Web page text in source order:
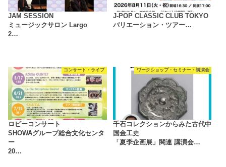
JAM SESSION
ミュージックサロン Largo
2…
J-POP CLASSIC CLUB TOKYO
バリエーション・ツアー…
コンサート・ライブ
ロビーコンサート
SHOWAグループ総合文化センタ
ー
20…
ワークショップ・セミナー・講演会
千石コレクションからみた古代中
国金工史
「夏季企画展」関連 講演会…